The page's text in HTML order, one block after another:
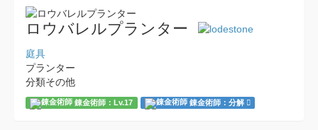
ロウバレルプランター
庭具
プランター
分類その他
錬金術師：Lv.17 錬金術師：分解